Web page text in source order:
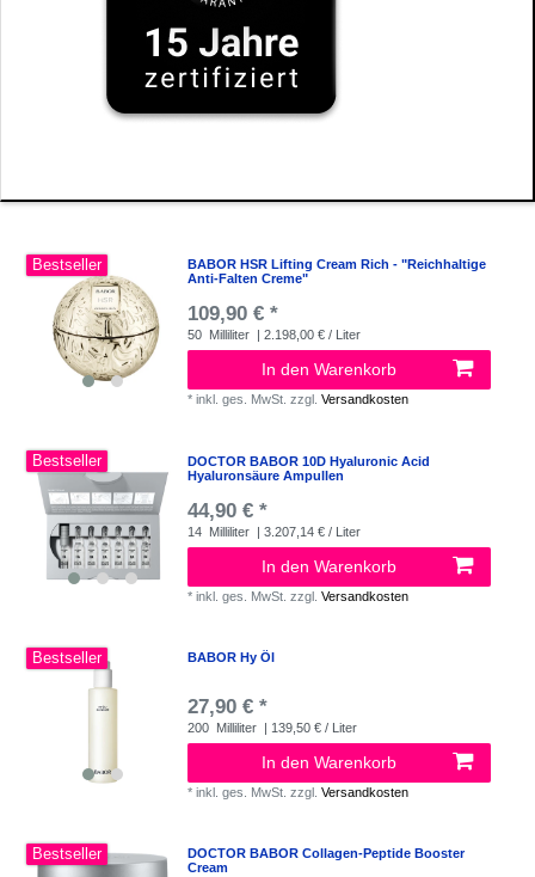
Bestseller
BABOR HSR Lifting Cream Rich - "Reichhaltige
Anti-Falten Creme"
109,90 € *
50 Milliliter | 2.198,00 € / Liter
In den Warenkorb
*inkl. ges. MwSt. zzgl.Versandkosten
Bestseller
DOCTOR BABOR 10D Hyaluronic Acid
Hyaluronsäure Ampullen
44,90 € *
14 Milliliter | 3.207,14 € / Liter
In den Warenkorb
*inkl. ges. MwSt. zzgl.Versandkosten
Bestseller BABOR Hy Öl
27,90 € *
200 Milliliter | 139,50 € / Liter
In den Warenkorb
*inkl. ges. MwSt. zzgl.Versandkosten
Bestseller
DOCTOR BABOR Collagen-Peptide Booster
Cream